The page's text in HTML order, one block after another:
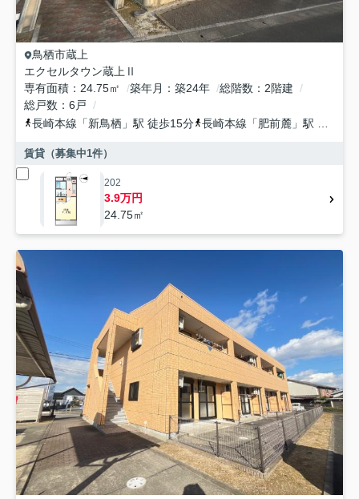
鳥栖市蔵上
エクセルタウン蔵上Ⅱ
専有面積
24.75㎡ 築年月 築24年 総階数
2階建
総戸数
6戸
長崎本線 「新鳥栖 」駅 徒歩15分 長崎本線 「 肥前麓 」駅 徒歩28分
賃貸（募集中1件）
202
3.9万円
24.75㎡